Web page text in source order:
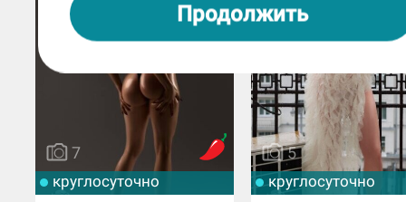
Продолжить
круглосуточно
7
круглосуточно
5